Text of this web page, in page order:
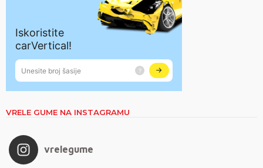
VRELE GUME NA INSTAGRAMU
vrelegume